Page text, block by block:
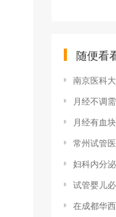
随便看
南京医科大学第二附属
月经不调需
月经有血块便是月经
常州试管医院推
妇科内分泌
试管婴儿必须经历的
在成都华西医院做